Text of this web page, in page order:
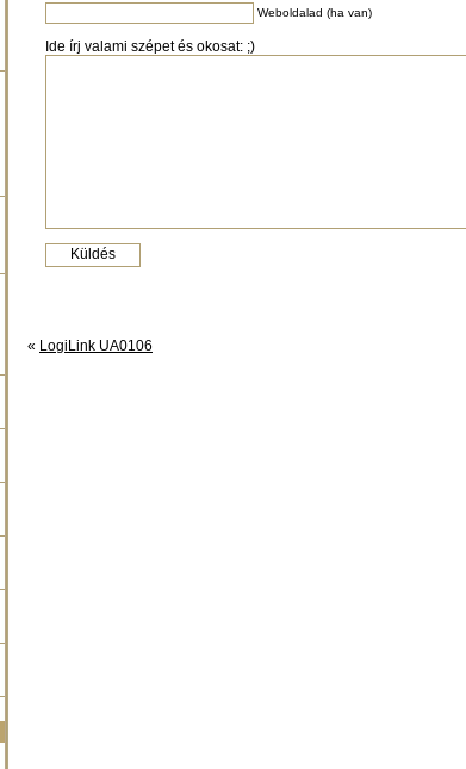
Weboldalad (ha van)
Ide írj valami szépet és okosat: ;)
« LogiLink UA0106